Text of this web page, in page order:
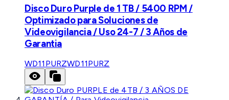
Disco Duro Purple de 1 TB / 5400 RPM /
Optimizado para Soluciones de
Videovigilancia / Uso 24-7 / 3 Años de
Garantia
WD11PURZWD11PURZ